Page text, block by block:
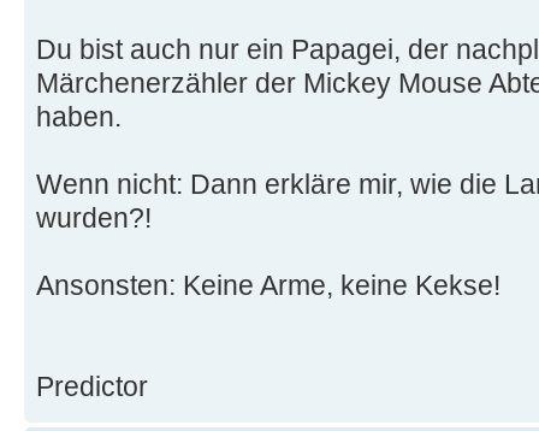
Du bist auch nur ein Papagei, der
Märchenerzähler der Mickey Mouse
haben.
Wenn nicht: Dann erkläre mir, wie die
wurden?!
Ansonsten: Keine Arme, keine Kekse!
Predictor